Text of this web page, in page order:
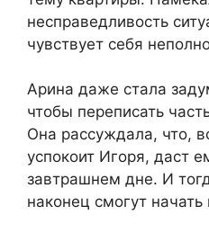
несправедливость
чувствует себя
Арина даже стала
чтобы переписать
Она рассуждала, что,
успокоит Игоря, даст
завтрашнем дне. И
наконец смогут